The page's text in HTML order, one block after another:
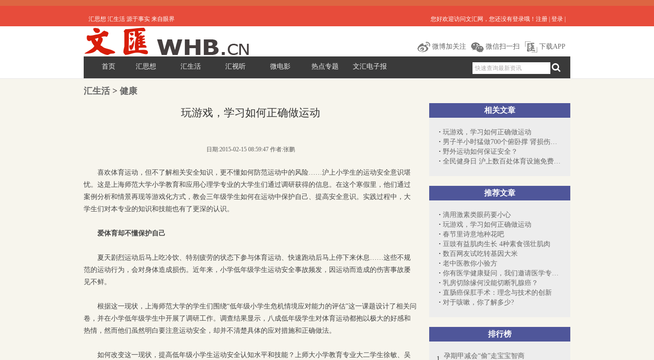
您好欢迎访问文汇网，您还没有登录哦！ 注册 登录
汇思想 汇生活 源于事实 来自眼界
微博加关注 微信扫一扫 下载APP
首页 汇思想 汇生活 汇视听 微电影 热点专题 文汇电子报
汇生活> 健康
相关文章
玩游戏，学习如何正确做运动
男子半小时猛做700个俯卧撑 肾损伤被送医
野外运动如何保证安全？
全民健身日 沪上数百处体育设施免费开放
推荐文章
滴用激素类眼药要小心
玩游戏，学习如何正确做运动
春节里诗意地种花吧
豆豉有益肌肉生长 4种素食强壮肌肉
数百网友试吃转基因大米
老中医教你小验方
你有医学健康疑问，我们邀请医学专家来解答
乳房切除缘何没能切断乳腺癌？
直肠癌保肛手术：理念与技术的创新
对于咳嗽，你了解多少?
排行榜
孕期甲减会“偷”走宝宝智商
玩游戏，学习如何正确做运动
日期:2015-02-15 08:59:47 作者:张鹏
喜欢体育运动，但不了解相关安全知识，更不懂如何防范运动中的风险……沪上小学生的运动安全意识堪
忧。这是上海师范大学小学教育和应用心理学专业的大学生们通过调研获得的信息。在这个寒假里，他们通过
案例分析和情景再现等游戏化方式，教会三年级学生如何在运动中保护自己、提高安全意识。实践过程中，大
学生们对本专业的知识和技能也有了更深的认识。
爱体育却不懂保护自己
夏天剧烈运动后马上吃冷饮、特别疲劳的状态下参与体育运动、快速跑动后马上停下来休息……这些不规
范的运动行为，会对身体造成损伤。近年来，小学低年级学生运动安全事故频发，因运动而造成的伤害事故屡
见不鲜。
根据这一现状，上海师范大学的学生们围绕“低年级小学生危机情境应对能力的评估”这一课题设计了相关问
卷，并在小学低年级学生中开展了调研工作。调查结果显示，八成低年级学生对体育运动都抱以极大的好感和
热情，然而他们虽然明白要注意运动安全，却并不清楚具体的应对措施和正确做法。
如何改变这一现状，提高低年级小学生运动安全认知水平和技能？上师大小学教育专业大二学生徐敏、吴